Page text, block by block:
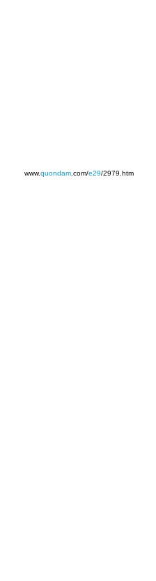
www.quondam .com/e29/2979.htm